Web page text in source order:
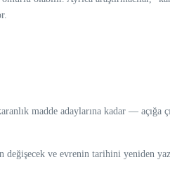
madde adaylarına kadar — açığa
ve evrenin tarihini yeniden